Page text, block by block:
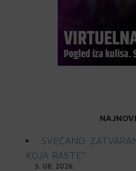
SVEČANO
KOJA RASTE“
5. 08. 2026.